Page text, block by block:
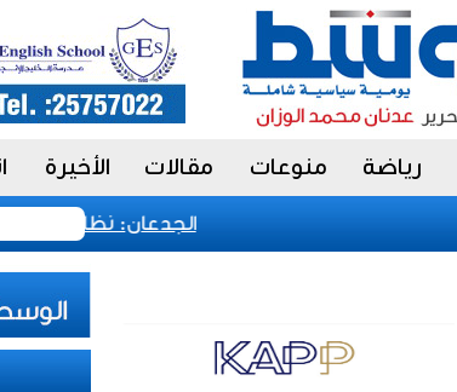
رياضة منوعات مقالات الأخيرة
الجدعان: نظام